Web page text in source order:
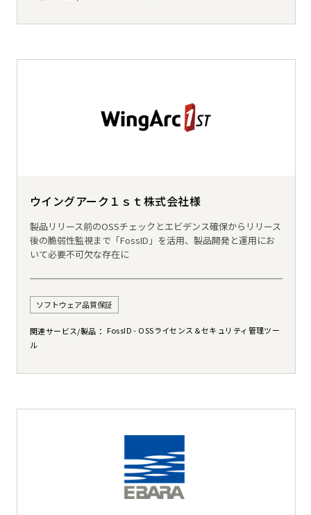
ウイングアーク１ｓｔ株式会社様
製品リリース前のOSSチェックとエビデンス確保からリリース
後の脆弱性監視まで「FossID」を活用、製品開発と運用にお
いて必要不可欠な存在に
ソフトウェア品質保証
関連サービス/製品
FossID - OSSライセンス＆セキュリティ管理ツー
ル